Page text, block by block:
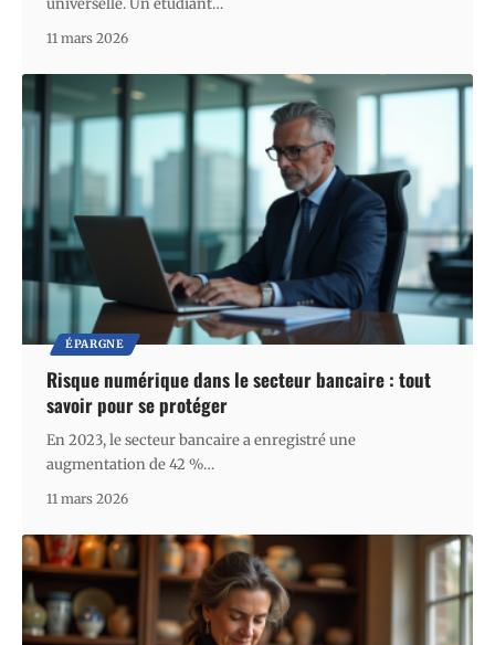
universelle. Un étudiant…
11 mars 2026
ÉPARGNE
Risque numérique dans le secteur bancaire : tout
savoir pour se protéger
En 2023, le secteur bancaire a enregistré une
augmentation de 42 %…
11 mars 2026